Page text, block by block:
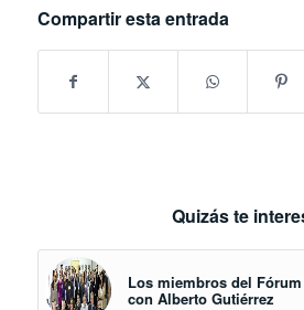
Compartir esta entrada
Quizás te
Los miembros del
con Alberto Gutiérrez